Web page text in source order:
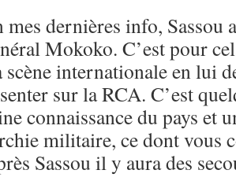
mes dernières info, Sassou
Mokoko. C’est pour
scène internationale en lui
sur la RCA. C’est
connaissance du pays et
militaire, ce dont vous
Sassou il y aura des